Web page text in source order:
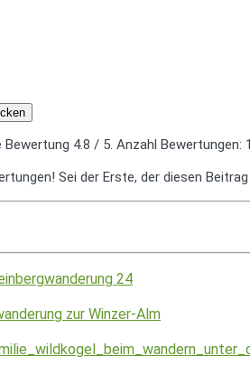
Bewertung 4.8 / 5. Anzahl Bewertungen:
Sei der Erste, der diesen
zur Winzer-Alm